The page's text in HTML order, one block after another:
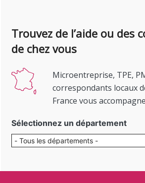
Trouvez de l’aide ou des
de chez vous
Microentreprise, TPE,
correspondants locaux
France vous
Sélectionnez un département